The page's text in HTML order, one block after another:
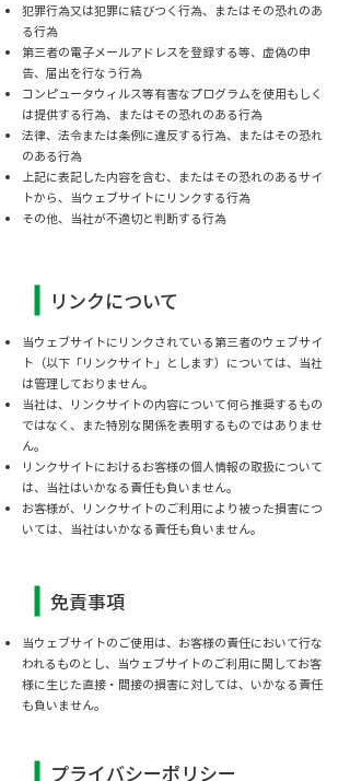
犯罪行為又は犯罪に結びつく行為、またはその恐れのあ
る行為
第三者の電子メールアドレスを登録する等、虚偽の申
告、届出を行なう行為
コンピュータウィルス等有害なプログラムを使用もしく
は提供する行為、またはその恐れのある行為
法律、法令または条例に違反する行為、またはその恐れ
のある行為
上記に表記した内容を含む、またはその恐れのあるサイ
トから、当ウェブサイトにリンクする行為
その他、当社が不適切と判断する行為
リンクについて
当ウェブサイトにリンクされている第三者のウェブサイ
ト（以下「リンクサイト」とします）については、当社
は管理しておりません。
当社は、リンクサイトの内容について何ら推奨するもの
ではなく、また特別な関係を表明するものではありませ
ん。
リンクサイトにおけるお客様の個人情報の取扱について
は、当社はいかなる責任も負いません。
お客様が、リンクサイトのご利用により被った損害につ
いては、当社はいかなる責任も負いません。
免責事項
当ウェブサイトのご使用は、お客様の責任において行な
われるものとし、当ウェブサイトのご利用に関してお客
様に生じた直接・間接の損害に対しては、いかなる責任
も負いません。
プライバシーポリシー